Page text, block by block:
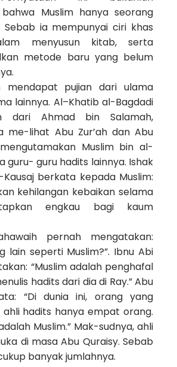
bahwa Muslim hanya seorang
Sebab ia mempunyai ciri khas
menyusun kitab, serta
metode baru yang belum
mendapat pujian dari ulama
lainnya. Al–Khatib al-Bagdadi
dari Ahmad bin Salamah,
me-lihat Abu Zur’ah dan Abu
Muslim bin al-
guru- guru hadits lainnya. Ishak
berkata kepada Muslim:
kehilangan kebaikan selama
engkau bagi kaum
pernah mengatakan:
lain seperti Muslim?”. Ibnu Abi
“Muslim adalah penghafal
hadits dari dia di Ray.” Abu
“Di dunia ini, orang yang
hadits hanya empat orang.
Muslim.” Mak-sudnya, ahli
di masa Abu Quraisy. Sebab
banyak jumlahnya.